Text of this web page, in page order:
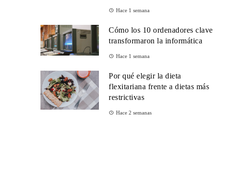
Hace 1 semana
Cómo los 10 ordenadores clave
transformaron la informática
Hace 1 semana
Por qué elegir la dieta
flexitariana frente a dietas más
restrictivas
Hace 2 semanas